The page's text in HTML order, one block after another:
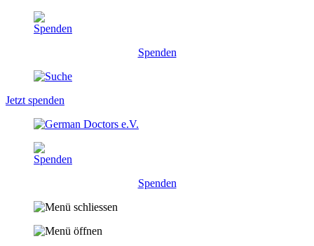
Spenden
Jetzt spenden
Spenden